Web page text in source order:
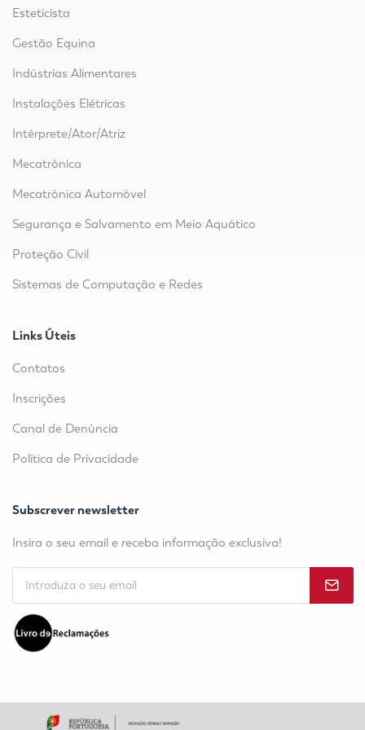
Esteticista
Gestão Equina
Indústrias Alimentares
Instalações Elétricas
Intérprete/Ator/Atriz
Mecatrónica
Mecatrónica Automóvel
Segurança e Salvamento em Meio Aquático
Proteção Civil
Sistemas de Computação e Redes
Links Úteis
Contatos
Inscrições
Canal de Denúncia
Política de Privacidade
Subscrever newsletter
Insira o seu email e receba informação exclusiva!